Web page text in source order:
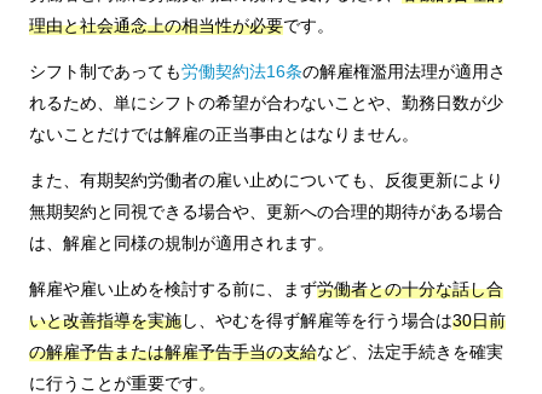
理由と社会通念上の相当性が必要です。
シフト制であっても労働契約法16条の解雇権濫用法理が適用さ
れるため、単にシフトの希望が合わないことや、勤務日数が少
ないことだけでは解雇の正当事由とはなりません。
また、有期契約労働者の雇い止めについても、反復更新により
無期契約と同視できる場合や、更新への合理的期待がある場合
は、解雇と同様の規制が適用されます。
解雇や雇い止めを検討する前に、まず労働者との十分な話し合
いと改善指導を実施し、やむを得ず解雇等を行う場合は30日前
の解雇予告または解雇予告手当の支給など、法定手続きを確実
に行うことが重要です。